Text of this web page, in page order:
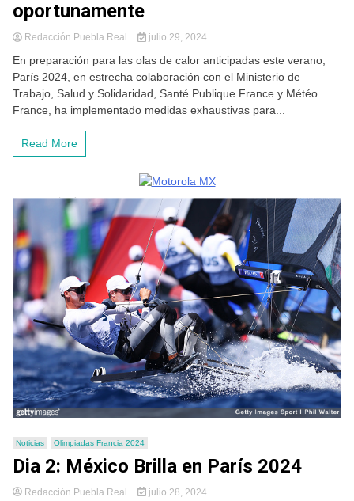
oportunamente
Redacción Puebla Real julio 29, 2024
En preparación para las olas de calor anticipadas este verano,
París 2024, en estrecha colaboración con el Ministerio de
Trabajo, Salud y Solidaridad, Santé Publique France y Météo
France, ha implementado medidas exhaustivas para...
Read More
Noticias Olimpiadas Francia 2024
Dia 2: México Brilla en París 2024
Redacción Puebla Real julio 28, 2024